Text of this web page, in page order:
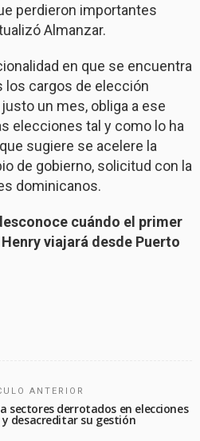
perdieron importantes
Almanzar.
en que se encuentra
los cargos de elección
un mes, obliga a ese
elecciones tal y como lo ha
sugiere se acelere la
de gobierno, solicitud con la
dominicanos.
cuándo el primer
viajará desde Puerto
ANTERIOR
sectores derrotados en elecciones
desacreditar su gestión